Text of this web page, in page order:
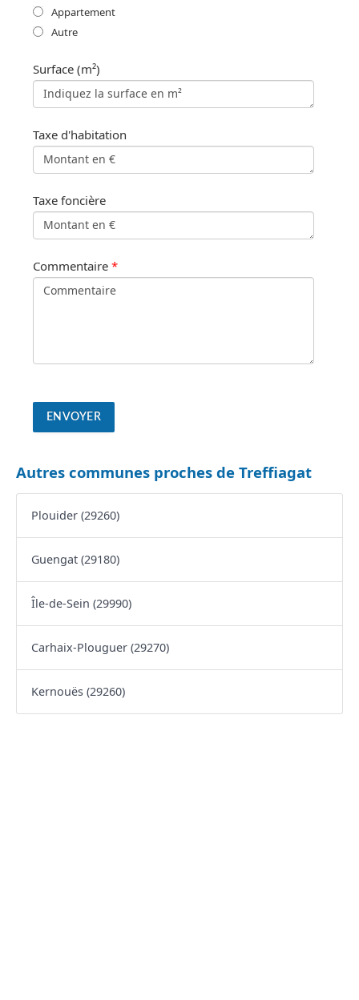
Appartement
Autre
Surface (m²)
Taxe d'habitation
Taxe foncière
Commentaire *
Autres communes proches de Treffiagat
Plouider (29260)
Guengat (29180)
Île-de-Sein (29990)
Carhaix-Plouguer (29270)
Kernouës (29260)